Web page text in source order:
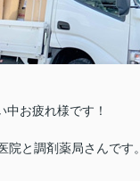
お疲れ様です！
院と調剤薬局さんです。